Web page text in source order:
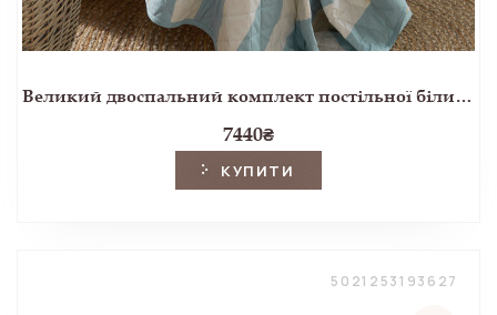
Великий двоспальний комплект постільної білизни в блакитну смужку LILLE STRIPE SEASPRAY SK 220x260, 50x75 см
7440₴
КУПИТИ
5021253193627